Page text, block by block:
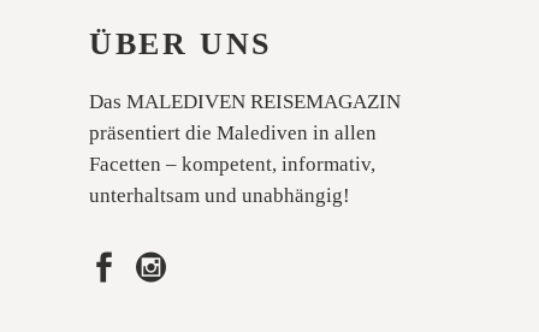
ÜBER UNS
Das MALEDIVEN REISEMAGAZIN
präsentiert die Malediven in allen
Facetten – kompetent, informativ,
unterhaltsam und unabhängig!